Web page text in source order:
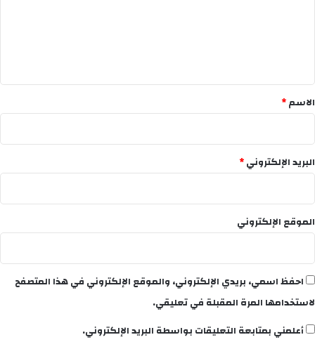
*
الاسم*
البريد الإلكتروني*
الموقع الإلكتروني
احفظ اسمي، بريدي الإلكتروني، والموقع الإلكتروني في هذا المتصفح
لاستخدامها المرة المقبلة في تعليقي.
أعلمني بمتابعة التعليقات بواسطة البريد الإلكتروني.